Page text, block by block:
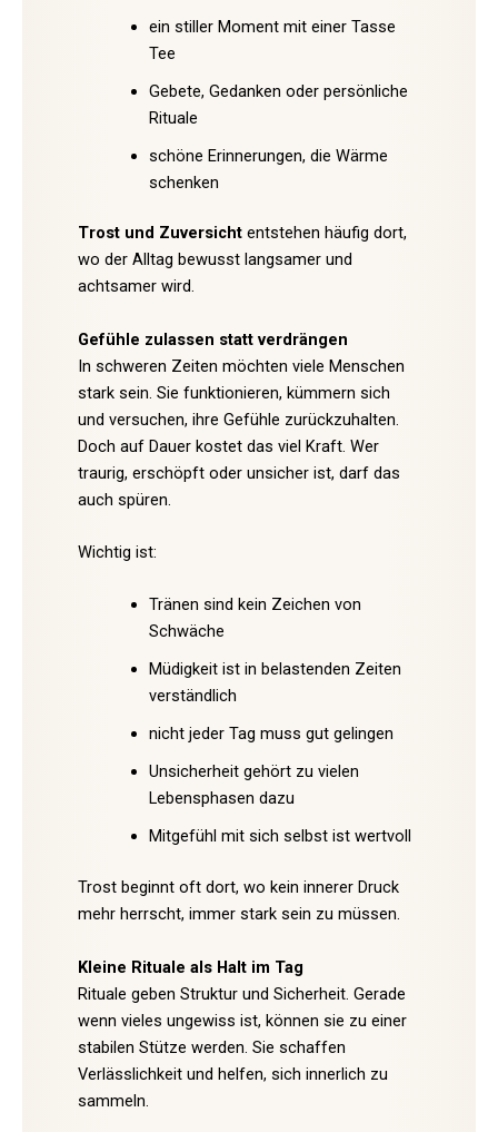
ein stiller Moment mit einer Tasse
Tee
Gebete, Gedanken oder persönliche
Rituale
schöne Erinnerungen, die Wärme
schenken
Trost und Zuversicht entstehen häufig dort,
wo der Alltag bewusst langsamer und
achtsamer wird.
Gefühle zulassen statt verdrängen
In schweren Zeiten möchten viele Menschen
stark sein. Sie funktionieren, kümmern sich
und versuchen, ihre Gefühle zurückzuhalten.
Doch auf Dauer kostet das viel Kraft. Wer
traurig, erschöpft oder unsicher ist, darf das
auch spüren.
Wichtig ist:
Tränen sind kein Zeichen von
Schwäche
Müdigkeit ist in belastenden Zeiten
verständlich
nicht jeder Tag muss gut gelingen
Unsicherheit gehört zu vielen
Lebensphasen dazu
Mitgefühl mit sich selbst ist wertvoll
Trost beginnt oft dort, wo kein innerer Druck
mehr herrscht, immer stark sein zu müssen.
Kleine Rituale als Halt im Tag
Rituale geben Struktur und Sicherheit. Gerade
wenn vieles ungewiss ist, können sie zu einer
stabilen Stütze werden. Sie schaffen
Verlässlichkeit und helfen, sich innerlich zu
sammeln.